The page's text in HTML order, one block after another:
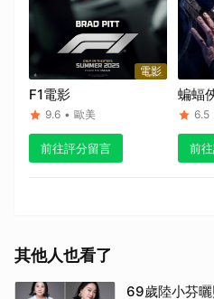
電影
F1電影
9.6 • 歐美
前往評分留言
蝙蝠
光 終
6.5
前
其他人也看了
69歲陸小芬